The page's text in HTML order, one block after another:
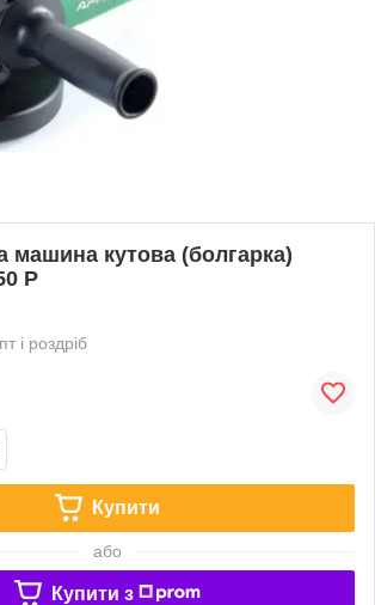
машина кутова (болгарка)
P
і роздріб
Купити
або
Купити з